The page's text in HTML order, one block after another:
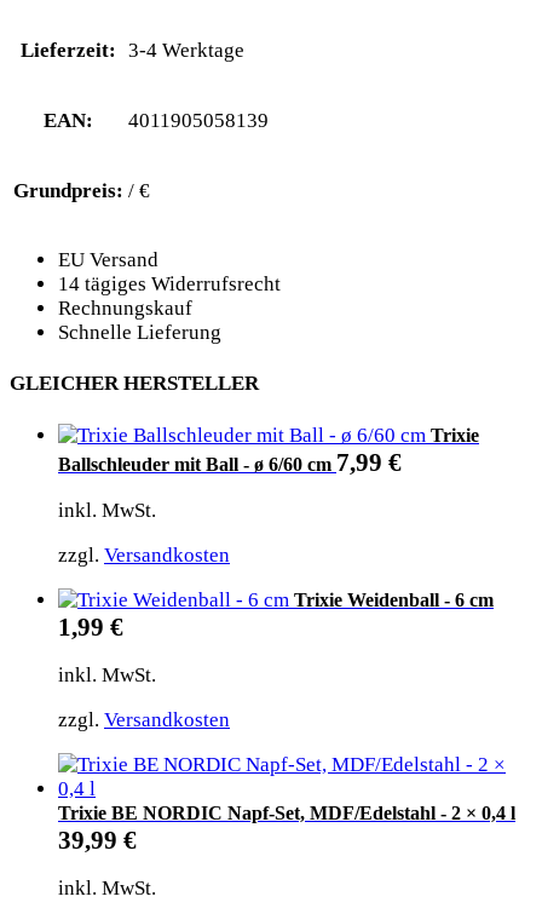
Lieferzeit: 3-4 Werktage
EAN: 4011905058139
Grundpreis: / €
EU Versand
14 tägiges Widerrufsrecht
Rechnungskauf
Schnelle Lieferung
GLEICHER HERSTELLER
Trixie
Ballschleuder mit Ball - ø 6/60 cm 7,99 €
inkl. MwSt.
zzgl. Versandkosten
Trixie Weidenball - 6 cm
1,99 €
inkl. MwSt.
zzgl. Versandkosten
Trixie BE NORDIC Napf-Set, MDF/Edelstahl - 2 × 0,4 l
39,99 €
inkl. MwSt.